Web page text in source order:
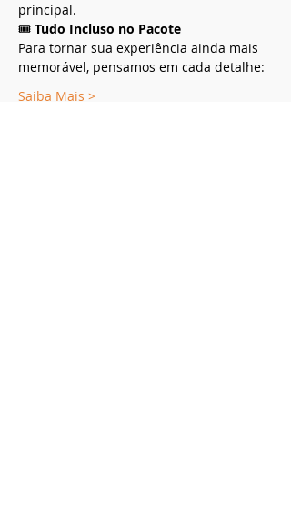
principal.
🎟️ Tudo Incluso no Pacote
Para tornar sua experiência ainda mais
memorável, pensamos em cada detalhe:
Saiba Mais >